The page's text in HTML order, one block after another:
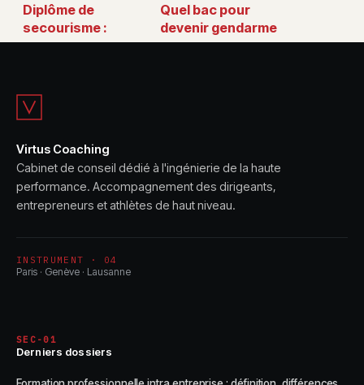
Diplôme de
secourisme :
formations,
cursus
Quel bac pour
devenir gendarme
: le guide clair pour
Virtus Coaching
Cabinet de conseil dédié à l'ingénierie de la haute
performance. Accompagnement des dirigeants,
entrepreneurs et athlètes de haut niveau.
INSTRUMENT · 04
Paris · Genève · Lausanne
SEC-01
Derniers dossiers